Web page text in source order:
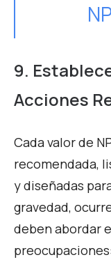
9.
Acciones
Cada valor de
recomendada,
y diseñadas
gravedad,
deben abordar